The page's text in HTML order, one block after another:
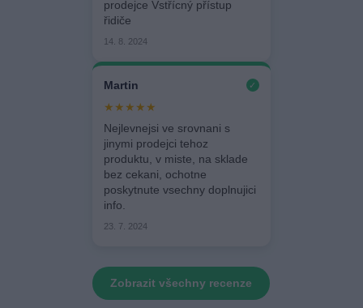
prodejce Vstřícný přístup
řidiče
14. 8. 2024
Martin ✓
★★★★★
Nejlevnejsi ve srovnani s
jinymi prodejci tehoz
produktu, v miste, na sklade
bez cekani, ochotne
poskytnute vsechny doplnujici
info.
23. 7. 2024
Zobrazit všechny recenze